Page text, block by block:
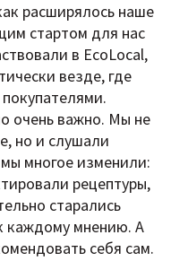
расширялось наше
стартом для нас
в EcoLocal,
везде, где
очень важно. Мы не
но и слушали
многое изменили:
рецептуры,
старались
каждому мнению. А
себя сам.